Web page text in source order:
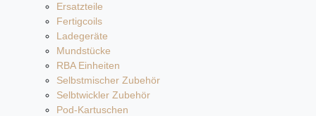
Ersatzteile
Fertigcoils
Ladegeräte
Mundstücke
RBA Einheiten
Selbstmischer Zubehör
Selbtwickler Zubehör
Pod-Kartuschen